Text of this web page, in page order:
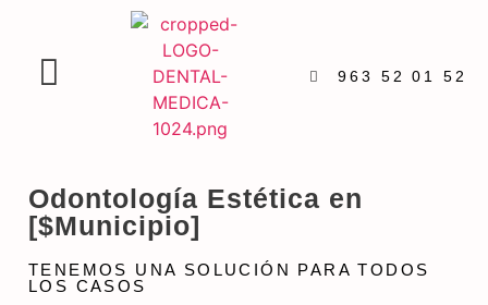
963 52 01 52
Odontología Estética en
[$Municipio]
TENEMOS UNA SOLUCIÓN PARA TODOS
LOS CASOS